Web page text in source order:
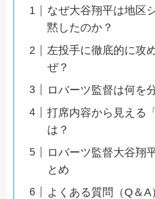
なぜ大谷翔平は地区
黙したのか？
左投手に徹底的に攻
ぜ？
ロバーツ監督は何を
打席内容から見える
は？
ロバーツ監督大谷翔
とめ
よくある質問（Q＆A